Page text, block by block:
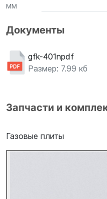
мм
Документы
gfk-401npdf
Размер: 7.99 кб
Запчасти и
Газовые плиты